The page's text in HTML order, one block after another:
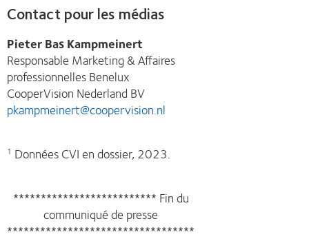
Contact pour les médias
Pieter Bas Kampmeinert
Responsable Marketing & Affaires
professionnelles Benelux
CooperVision Nederland BV
pkampmeinert@coopervision.nl
1 Données CVI en dossier, 2023.
************************** Fin du
communiqué de presse
**********************************